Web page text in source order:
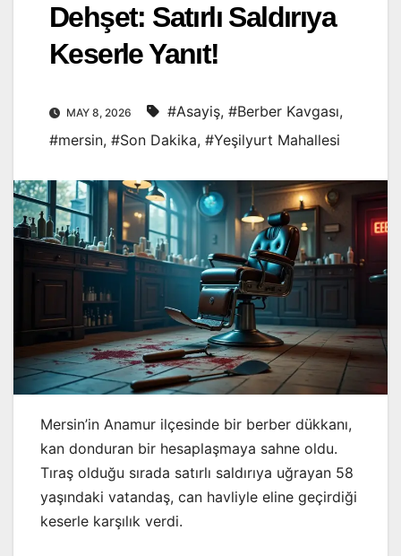
Dehşet: Satırlı Saldırıya
Keserle Yanıt!
MAY 8, 2026 #Asayiş, #Berber Kavgası,
#mersin, #Son Dakika, #Yeşilyurt Mahallesi
Mersin’in Anamur ilçesinde bir berber dükkanı,
kan donduran bir hesaplaşmaya sahne oldu.
Tıraş olduğu sırada satırlı saldırıya uğrayan 58
yaşındaki vatandaş, can havliyle eline geçirdiği
keserle karşılık verdi.